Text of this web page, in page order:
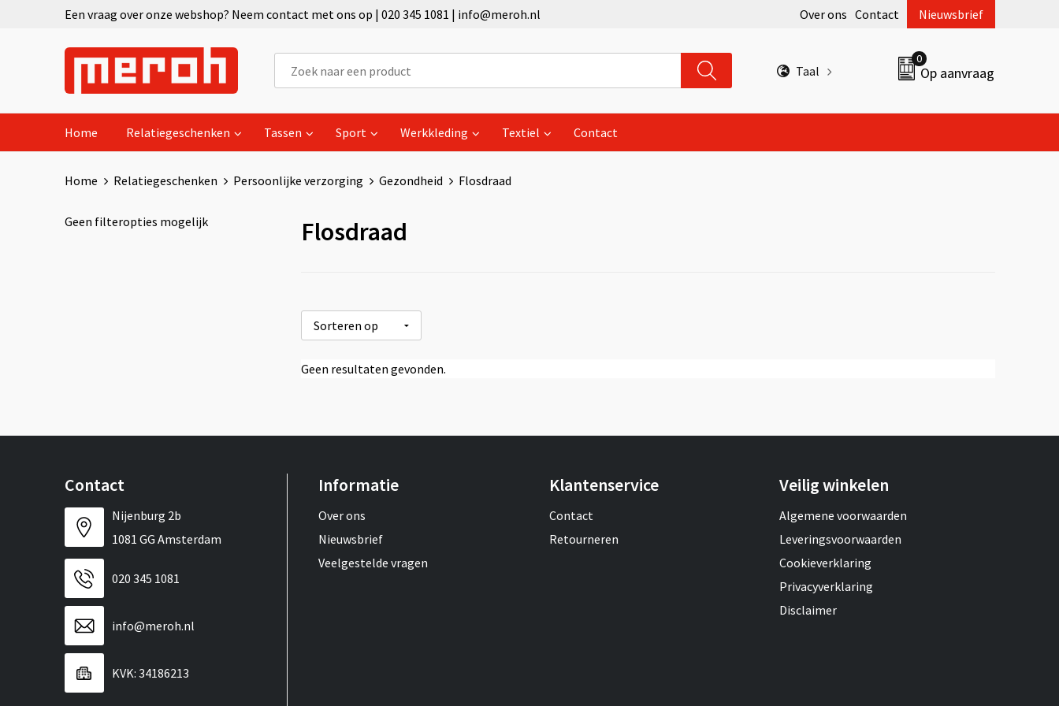
Een vraag over onze webshop? Neem contact met ons op | 020 345 1081 | info@meroh.nl Over ons Contact Nieuwsbrief
Taal
0
Op aanvraag
Home Relatiegeschenken Tassen Sport Werkkleding Textiel Contact
Home Relatiegeschenken Persoonlijke verzorging Gezondheid Flosdraad
Geen filteropties mogelijk Flosdraad
Geen resultaten gevonden.
Contact
Nijenburg 2b
1081 GG Amsterdam
020 345 1081
info@meroh.nl
KVK: 34186213
Informatie
Over ons
Nieuwsbrief
Veelgestelde vragen
Klantenservice
Contact
Retourneren
Veilig winkelen
Algemene voorwaarden
Leveringsvoorwaarden
Cookieverklaring
Privacyverklaring
Disclaimer